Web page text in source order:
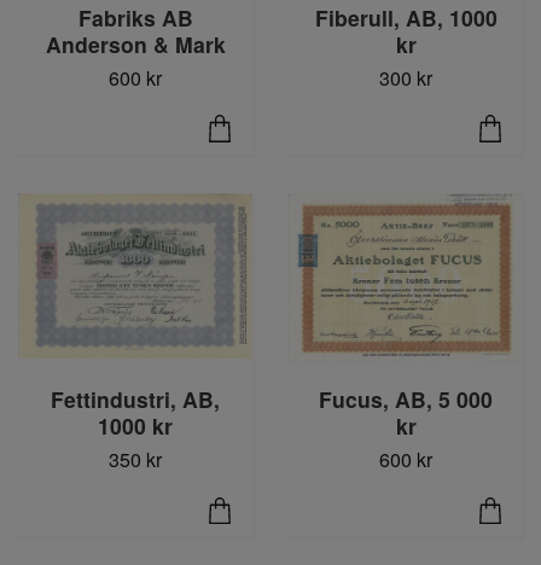
Fabriks AB
Anderson & Mark
600 kr
Fiberull, AB, 1000
kr
300 kr
Fettindustri, AB,
1000 kr
350 kr
Fucus, AB, 5 000
kr
600 kr